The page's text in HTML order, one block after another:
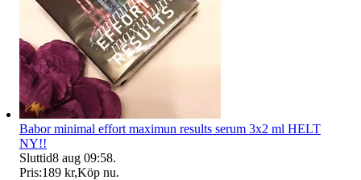
Babor minimal effort maximun results serum 3x2 ml HELT
NY!!
Sluttid8 aug 09:58.
Pris:189 kr,Köp nu.